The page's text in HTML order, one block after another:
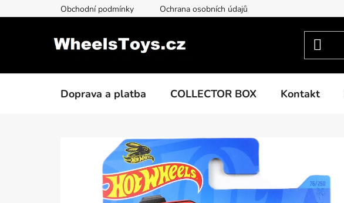
na
Obchodní podmínky Ochrana osobních údajů
Doprava a platba COLLECTOR BOX Kontakt